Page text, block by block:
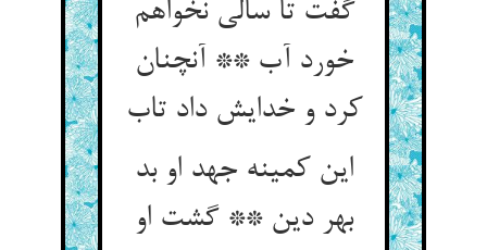
گفت تا سالی نخواهم
خورد آب ** آنچنان
کرد و خدایش داد تاب
این کمینه جهد او بد
بهر دین ** گشت او